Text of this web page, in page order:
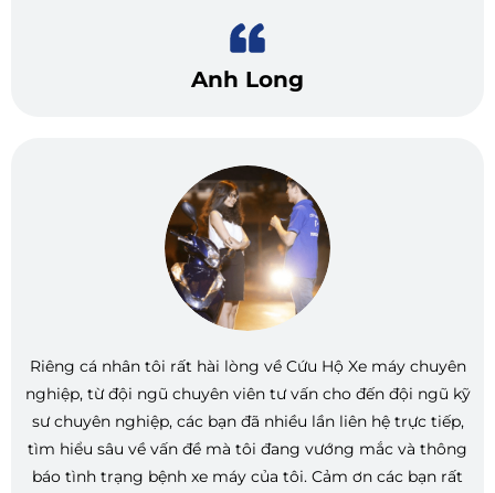
Anh Long
Riêng cá nhân tôi rất hài lòng về Cứu Hộ Xe máy chuyên
nghiệp, từ đội ngũ chuyên viên tư vấn cho đến đội ngũ kỹ
sư chuyên nghiệp, các bạn đã nhiều lần liên hệ trực tiếp,
tìm hiểu sâu về vấn đề mà tôi đang vướng mắc và thông
báo tình trạng bệnh xe máy của tôi. Cảm ơn các bạn rất